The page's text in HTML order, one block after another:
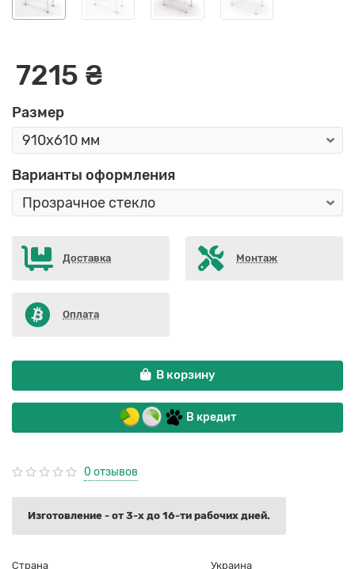
7215 ₴
Размер
Варианты оформления
Доставка Монтаж
Оплата
В корзину
В кредит
0 отзывов
Изготовление - от 3-х до 16-ти рабочих дней.
Страна
Украина